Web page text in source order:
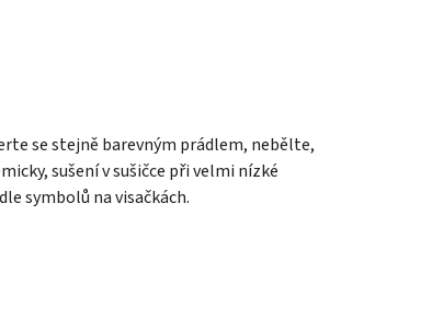
se stejně barevným prádlem, nebělte,
sušení v sušičce při velmi nízké
symbolů na visačkách.